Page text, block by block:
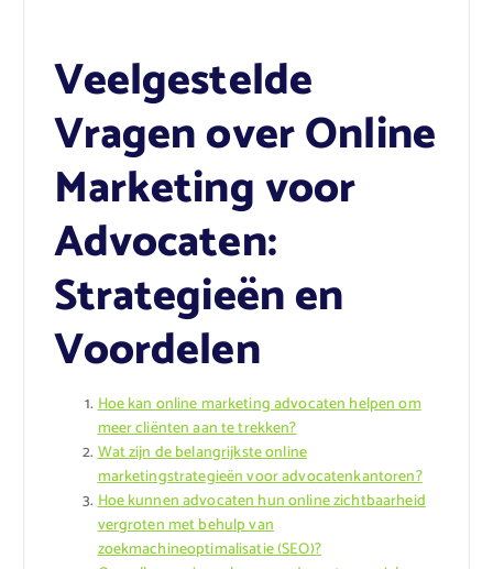
Veelgestelde
Vragen over Online
Marketing voor
Advocaten:
Strategieën en
Voordelen
Hoe kan online marketing advocaten helpen om
meer cliënten aan te trekken?
Wat zijn de belangrijkste online
marketingstrategieën voor advocatenkantoren?
Hoe kunnen advocaten hun online zichtbaarheid
vergroten met behulp van
zoekmachineoptimalisatie (SEO)?